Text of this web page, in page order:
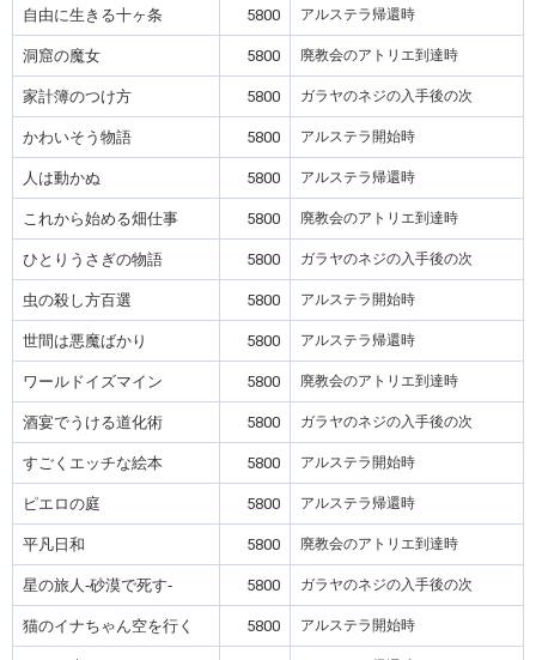
自由に生きる十ヶ条 5800 アルステラ帰還時
洞窟の魔女 5800 廃教会のアトリエ到達時
家計簿のつけ方 5800 ガラヤのネジの入手後の次
かわいそう物語 5800 アルステラ開始時
人は動かぬ 5800 アルステラ帰還時
これから始める畑仕事 5800 廃教会のアトリエ到達時
ひとりうさぎの物語 5800 ガラヤのネジの入手後の次
虫の殺し方百選 5800 アルステラ開始時
世間は悪魔ばかり 5800 アルステラ帰還時
ワールドイズマイン 5800 廃教会のアトリエ到達時
酒宴でうける道化術 5800 ガラヤのネジの入手後の次
すごくエッチな絵本 5800 アルステラ開始時
ピエロの庭 5800 アルステラ帰還時
平凡日和 5800 廃教会のアトリエ到達時
星の旅人‐砂漠で死す‐ 5800 ガラヤのネジの入手後の次
猫のイナちゃん空を行く 5800 アルステラ開始時